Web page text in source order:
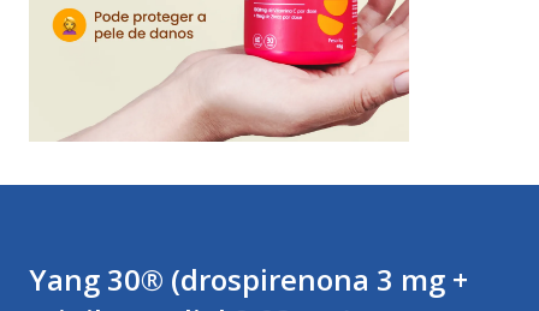
Yang 30® (drospirenona 3 mg +